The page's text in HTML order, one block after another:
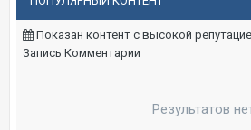
Показан контент с высокой
Запись Комментарии
Результатов